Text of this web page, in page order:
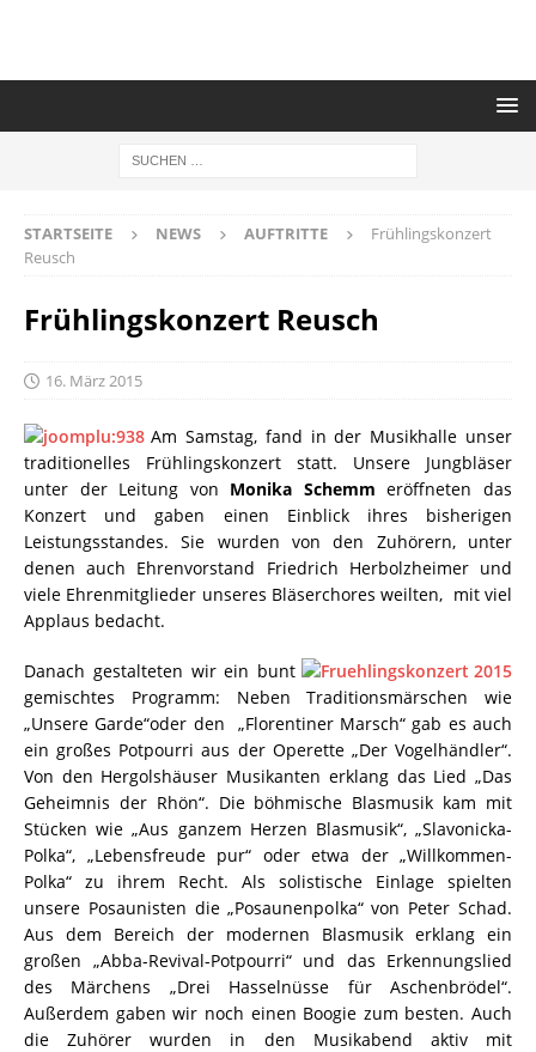
STARTSEITE NEWS AUFTRITTE
Frühlingskonzert
Reusch
Frühlingskonzert Reusch
16. März 2015
Am Samstag, fand in der Musikhalle unser
traditionelles Frühlingskonzert statt. Unsere Jungbläser
unter der Leitung von Monika Schemm eröffneten das
Konzert und gaben einen Einblick ihres bisherigen
Leistungsstandes. Sie wurden von den Zuhörern, unter
denen auch Ehrenvorstand Friedrich Herbolzheimer und
viele Ehrenmitglieder unseres Bläserchores weilten, mit viel
Applaus bedacht.
Danach gestalteten wir ein bunt
gemischtes Programm: Neben Traditionsmärschen wie
„Unsere Garde“oder den „Florentiner Marsch“ gab es auch
ein großes Potpourri aus der Operette „Der Vogelhändler“.
Von den Hergolshäuser Musikanten erklang das Lied „Das
Geheimnis der Rhön“. Die böhmische Blasmusik kam mit
Stücken wie „Aus ganzem Herzen Blasmusik“, „Slavonicka-
Polka“, „Lebensfreude pur“ oder etwa der „Willkommen-
Polka“ zu ihrem Recht. Als solistische Einlage spielten
unsere Posaunisten die „Posaunenpolka“ von Peter Schad.
Aus dem Bereich der modernen Blasmusik erklang ein
großen „Abba-Revival-Potpourri“ und das Erkennungslied
des Märchens „Drei Hasselnüsse für Aschenbrödel“.
Außerdem gaben wir noch einen Boogie zum besten. Auch
die Zuhörer wurden in den Musikabend aktiv mit